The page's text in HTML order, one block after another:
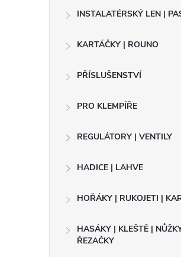
INSTALATÉRSKÝ LEN |
KARTÁČKY | ROUNO
PŘÍSLUŠENSTVÍ
PRO KLEMPÍŘE
REGULÁTORY | VENTILY
HADICE | LAHVE
HOŘÁKY | RUKOJETI |
HASÁKY | KLEŠTĚ |
ŘEZAČKY